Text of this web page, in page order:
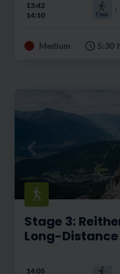
13:42
14:10
7 min
Medium 5:30
Stage 3:
Long-Distance
14:05